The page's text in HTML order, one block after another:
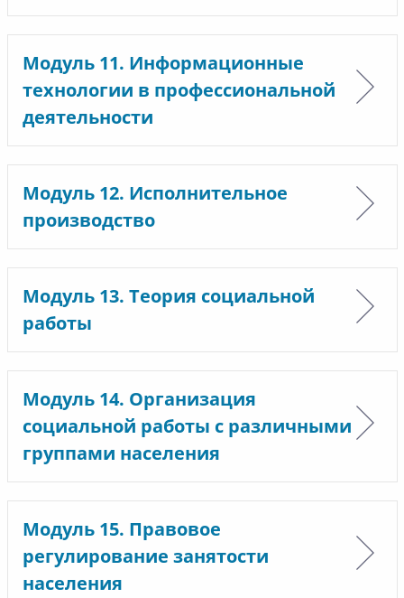
Модуль 11. Информационные
технологии в профессиональной
деятельности
Модуль 12. Исполнительное
производство
Модуль 13. Теория социальной
работы
Модуль 14. Организация
социальной работы с различными
группами населения
Модуль 15. Правовое
регулирование занятости
населения